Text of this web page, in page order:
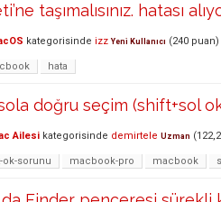
taşımalısınız. hatası
kategorisinde izz Yeni Kullanıcı (240 puan)
hata
doğru seçim (shift+sol
Ailesi kategorisinde demirtele Uzman (
ok-sorunu macbook-pro macbook